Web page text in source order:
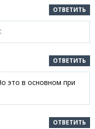
ОТВЕТИТЬ
ОТВЕТИТЬ
это в основном при
ОТВЕТИТЬ